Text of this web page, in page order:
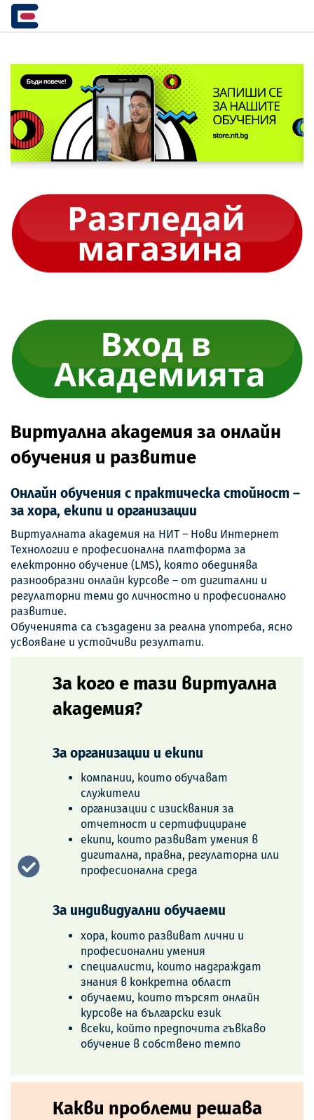
Виртуална академия за онлайн
обучения и развитие
Онлайн обучения с практическа стойност –
за хора, екипи и организации
Виртуалната академия на НИТ – Нови Интернет
Технологии е професионална платформа за
електронно обучение (LMS), която обединява
разнообразни онлайн курсове – от дигитални и
регулаторни теми до личностно и професионално
развитие.
Обученията са създадени за реална употреба, ясно
усвояване и устойчиви резултати.
За кого е тази виртуална
академия?
За организации и екипи
компании, които обучават
служители
организации с изисквания за
отчетност и сертифициране
екипи, които развиват умения в
дигитална, правна, регулаторна или
професионална среда
За индивидуални обучаеми
хора, които развиват лични и
професионални умения
специалисти, които надграждат
знания в конкретна област
обучаеми, които търсят онлайн
курсове на български език
всеки, който предпочита гъвкаво
обучение в собствено темпо
Какви проблеми решава